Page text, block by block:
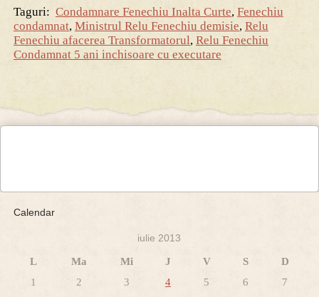
Taguri: Condamnare Fenechiu Inalta Curte, Fenechiu
condamnat, Ministrul Relu Fenechiu demisie, Relu
Fenechiu afacerea Transformatorul, Relu Fenechiu
Condamnat 5 ani inchisoare cu executare
Calendar
iulie 2013
L Ma Mi J V S
D
1
2 3 4 5 6
7